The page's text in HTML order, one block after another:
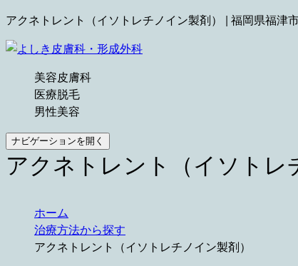
アクネトレント（イソトレチノイン製剤） | 福岡県福
美容皮膚科
医療脱毛
男性美容
ナビゲーションを開く
アクネトレント（イソトレ
ホーム
治療方法から探す
アクネトレント（イソトレチノイン製剤）